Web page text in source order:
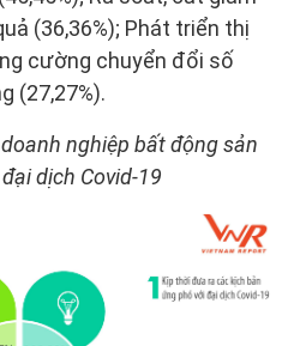
(36,36%); Phát triển thị
cường chuyển đổi số
(27,27%).
nghiệp bất động sản
dịch Covid-19